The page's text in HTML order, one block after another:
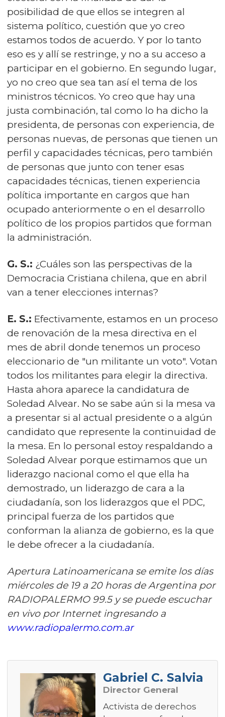
posibilidad de que ellos se integren al
sistema político, cuestión que yo creo
estamos todos de acuerdo. Y por lo tanto
eso es y allí se restringe, y no a su acceso a
participar en el gobierno. En segundo lugar,
yo no creo que sea tan así el tema de los
ministros técnicos. Yo creo que hay una
justa combinación, tal como lo ha dicho la
presidenta, de personas con experiencia, de
personas nuevas, de personas que tienen un
perfil y capacidades técnicas, pero también
de personas que junto con tener esas
capacidades técnicas, tienen experiencia
política importante en cargos que han
ocupado anteriormente o en el desarrollo
político de los propios partidos que forman
la administración.
G. S.: ¿Cuáles son las perspectivas de la
Democracia Cristiana chilena, que en abril
van a tener elecciones internas?
E. S.: Efectivamente, estamos en un proceso
de renovación de la mesa directiva en el
mes de abril donde tenemos un proceso
eleccionario de "un militante un voto". Votan
todos los militantes para elegir la directiva.
Hasta ahora aparece la candidatura de
Soledad Alvear. No se sabe aún si la mesa va
a presentar si al actual presidente o a algún
candidato que represente la continuidad de
la mesa. En lo personal estoy respaldando a
Soledad Alvear porque estimamos que un
liderazgo nacional como el que ella ha
demostrado, un liderazgo de cara a la
ciudadanía, son los liderazgos que el PDC,
principal fuerza de los partidos que
conforman la alianza de gobierno, es la que
le debe ofrecer a la ciudadanía.
Apertura Latinoamericana se emite los días
miércoles de 19 a 20 horas de Argentina por
RADIOPALERMO 99.5 y se puede escuchar
en vivo por Internet ingresando a
www.radiopalermo.com.ar
Gabriel C. Salvia
Director General
Activista de derechos